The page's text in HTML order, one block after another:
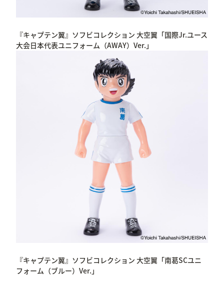
『キャプテン翼』ソフビコレクション 大空翼「国際Jr.ユース
大会日本代表ユニフォーム（AWAY）Ver.」
『キャプテン翼』ソフビコレクション 大空翼「南葛SCユニ
フォーム（ブルー）Ver.」